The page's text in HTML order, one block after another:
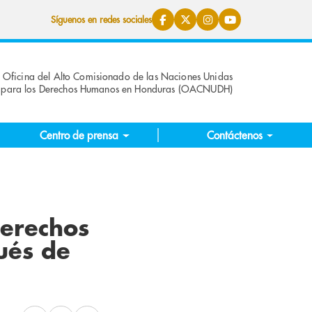
Síguenos en redes sociales
Oficina del Alto Comisionado de las Naciones Unidas
para los Derechos Humanos en Honduras (OACNUDH)
Centro de prensa Contáctenos
de